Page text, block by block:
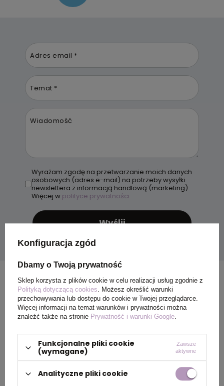
Adres email *
Temat *
Wiadomość
Wyrażam zgodę na przetwarzanie moich danych
osobowych (adres e-mail) na potrzeby wysyłki
newslettera z informacją handlową (marketing).
Więcej w polityce prywatności.
Wyślij
Konfiguracja zgód
Dbamy o Twoją prywatność
Sklep korzysta z plików cookie w celu realizacji usług zgodnie z
Polityką dotyczącą cookies. Możesz określić warunki
przechowywania lub dostępu do cookie w Twojej przeglądarce.
Więcej informacji na temat warunków i prywatności można
znaleźć także na stronie Prywatność i warunki Google.
Funkcjonalne pliki cookie
(wymagane)
Zawsze
aktywne
Analityczne pliki cookie